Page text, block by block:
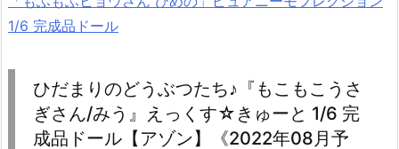
1/6 完成品ドール
ひだまりのどうぶつたち♪『もこもこうさ
ぎさん/みう』えっくす☆きゅーと 1/6 完
成品ドール【アゾン】《2022年08月予